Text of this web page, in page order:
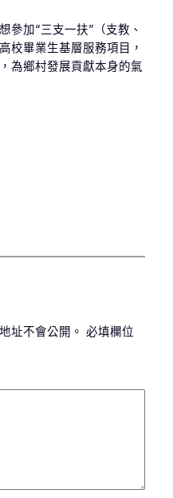
參加“三支一扶”（支教、
校畢業生基層服務項目，
為鄉村發展貢獻本身的氣
址不會公開。 必填欄位